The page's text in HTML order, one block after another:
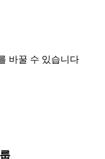
바꿀 수 있습니다